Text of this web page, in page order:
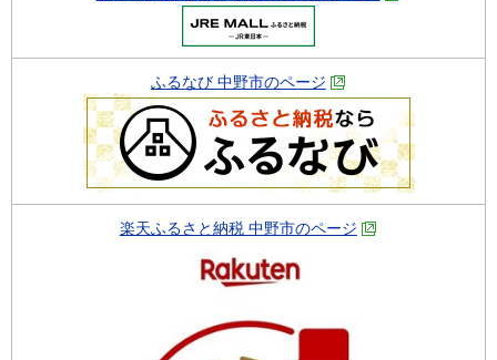
ふるなび 中野市のページ
楽天ふるさと納税 中野市のページ